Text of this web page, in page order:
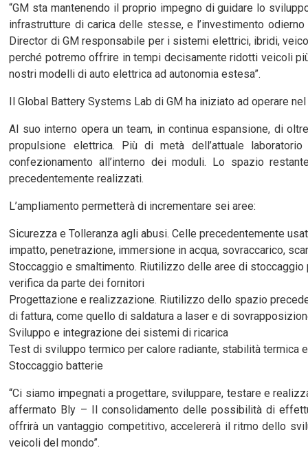
“GM sta mantenendo il proprio impegno di guidare lo
infrastrutture di carica delle stesse, e l’investimento
Director di GM responsabile per i sistemi elettrici, ibridi,
perché potremo offrire in tempi decisamente ridotti veicoli
nostri modelli di auto elettrica ad autonomia estesa”.
Il Global Battery Systems Lab di GM ha iniziato ad operare
Al suo interno opera un team, in continua espansione, di
propulsione elettrica. Più di metà dell’attuale
confezionamento all’interno dei moduli. Lo spazio
precedentemente realizzati.
L’ampliamento permetterà di incrementare sei aree:
Sicurezza e Tolleranza agli abusi. Celle precedentemente
impatto, penetrazione, immersione in acqua, sovraccarico,
Stoccaggio e smaltimento. Riutilizzo delle aree di
verifica da parte dei fornitori
Progettazione e realizzazione. Riutilizzo dello spazio
di fattura, come quello di saldatura a laser e di
Sviluppo e integrazione dei sistemi di ricarica
Test di sviluppo termico per calore radiante, stabilità termica
Stoccaggio batterie
“Ci siamo impegnati a progettare, sviluppare, testare e
affermato Bly – Il consolidamento delle possibilità di
offrirà un vantaggio competitivo, accelererà il ritmo dello
veicoli del mondo”.